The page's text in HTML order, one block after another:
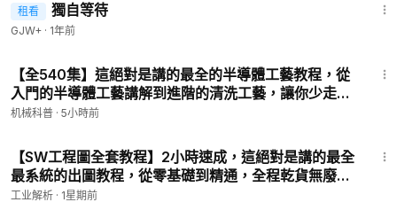
租看 獨自等待
GJW+ · 1年前
【全540集】這絕對是講的最全的半導體工藝教程，從
入門的半導體工藝講解到進階的清洗工藝，讓你少走
99%的彎路！這還學不會，我退出機械圈！ P11 - 第十
机械科普 · 5小時前
【SW工程圖全套教程】2小時速成，這絕對是講的最全
最系統的出圖教程，從零基礎到精通，全程乾貨無廢
話，帶你少走99%的彎路！ P4 - solidworks細小微複
工业解析 · 1星期前